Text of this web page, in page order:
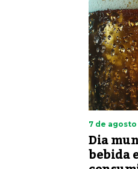
7 de
Dia
bebida